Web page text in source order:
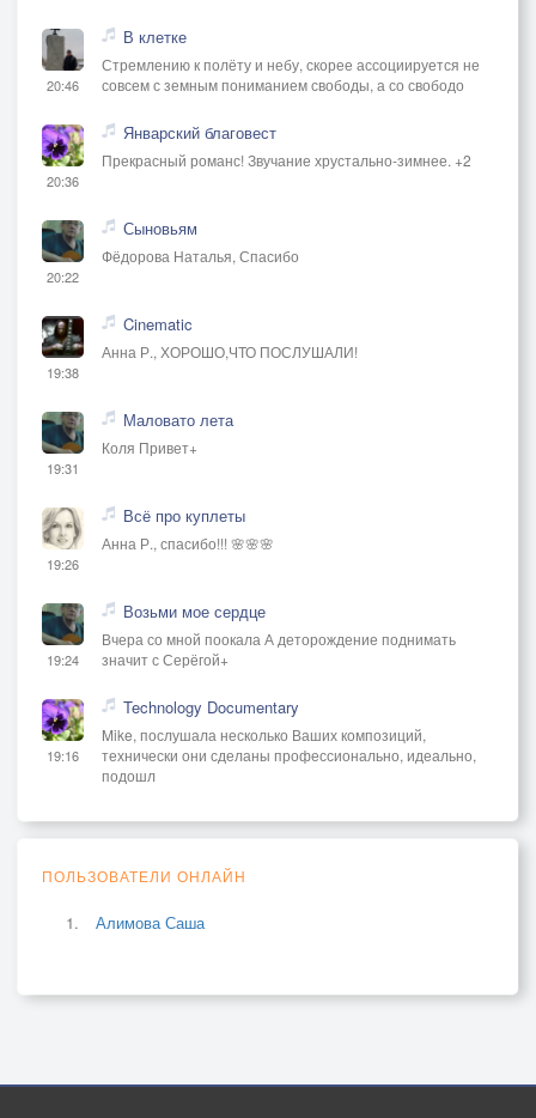
20:46
В клетке
Стремлению к полёту и небу, скорее ассоциируется не
совсем с земным пониманием свободы, а со свободо
20:36
Январский благовест
Прекрасный романс! Звучание хрустально-зимнее. +2
20:22
Сыновьям
Фёдорова Наталья, Спасибо
19:38
Cinematic
Анна Р., ХОРОШО,ЧТО ПОСЛУШАЛИ!
19:31
Маловато лета
Коля Привет+
19:26
Всё про куплеты
Анна Р., спасибо!!! 🌸🌸🌸
19:24
Возьми мое сердце
Вчера со мной поокала А деторождение поднимать
значит с Серёгой+
19:16
Technology Documentary
Mike, послушала несколько Ваших композиций,
технически они сделаны профессионально, идеально,
подошл
ПОЛЬЗОВАТЕЛИ ОНЛАЙН
Алимова Саша